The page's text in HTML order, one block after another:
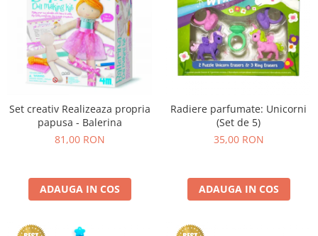
Set creativ Realizeaza propria
papusa - Balerina
81,00 RON
ADAUGA IN COS
Radiere parfumate: Unicorni
(Set de 5)
35,00 RON
ADAUGA IN COS